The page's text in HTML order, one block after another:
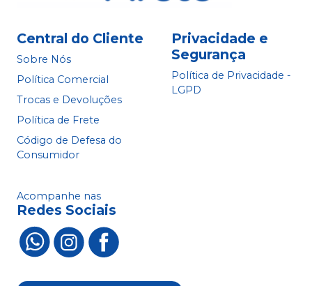
Central do Cliente
Sobre Nós
Política Comercial
Trocas e Devoluções
Política de Frete
Código de Defesa do
Consumidor
Privacidade e
Segurança
Política de Privacidade -
LGPD
Acompanhe nas
Redes Sociais